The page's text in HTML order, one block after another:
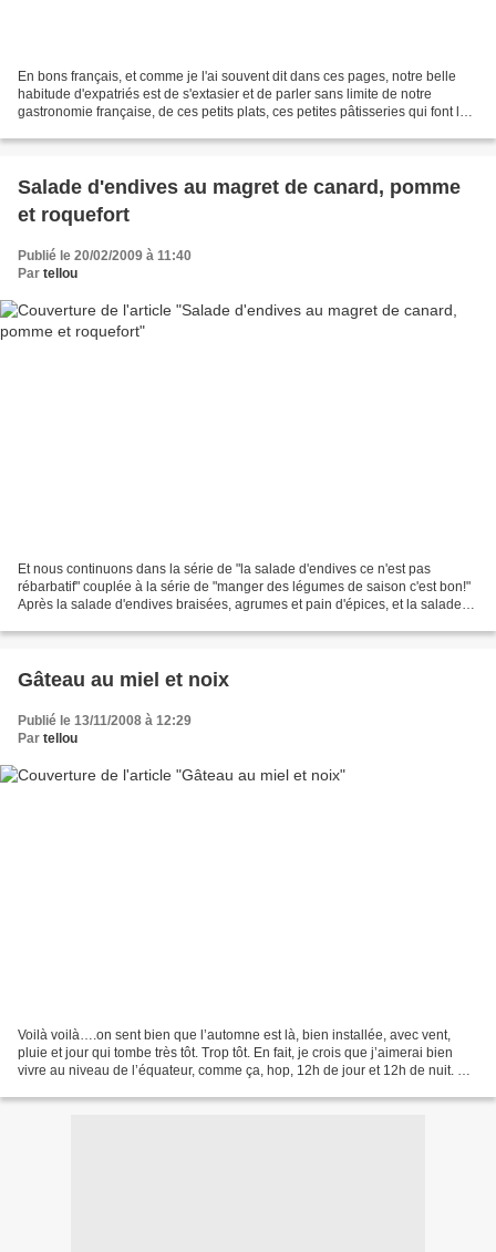
En bons français, et comme je l'ai souvent dit dans ces pages, notre belle
habitude d'expatriés est de s'extasier et de parler sans limite de notre
gastronomie française, de ces petits plats, ces petites pâtisseries qui font le
Salade d'endives au magret de canard, pomme
et roquefort
Publié le 20/02/2009 à 11:40
Par tellou
Et nous continuons dans la série de "la salade d'endives ce n'est pas
rébarbatif" couplée à la série de "manger des légumes de saison c'est bon!"
Après la salade d'endives braisées, agrumes et pain d'épices, et la salade
Gâteau au miel et noix
Publié le 13/11/2008 à 12:29
Par tellou
Voilà voilà….on sent bien que l’automne est là, bien installée, avec vent,
pluie et jour qui tombe très tôt. Trop tôt. En fait, je crois que j’aimerai bien
vivre au niveau de l’équateur, comme ça, hop, 12h de jour et 12h de nuit. Mis